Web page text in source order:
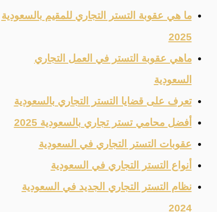
ما هي عقوبة التستر التجاري للمقيم بالسعودية
2025
ماهي عقوبة التستر في العمل التجاري
السعودية
تعرف على قضايا التستر التجاري بالسعودية
أفضل محامي تستر تجاري بالسعودية 2025
عقوبات التستر التجاري في السعودية
أنواع التستر التجاري في السعودية
نظام التستر التجاري الجديد في السعودية
2024